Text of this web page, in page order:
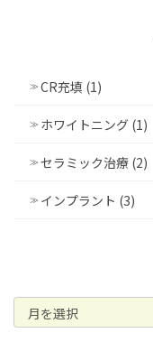
CR充填 (1)
ホワイトニング (1)
セラミック治療 (2)
インプラント (3)
ー